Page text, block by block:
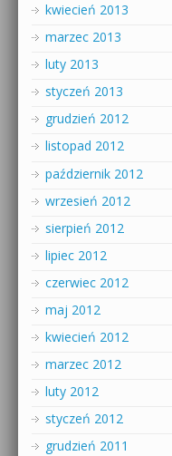
kwiecień 2013
marzec 2013
luty 2013
styczeń 2013
grudzień 2012
listopad 2012
październik 2012
wrzesień 2012
sierpień 2012
lipiec 2012
czerwiec 2012
maj 2012
kwiecień 2012
marzec 2012
luty 2012
styczeń 2012
grudzień 2011